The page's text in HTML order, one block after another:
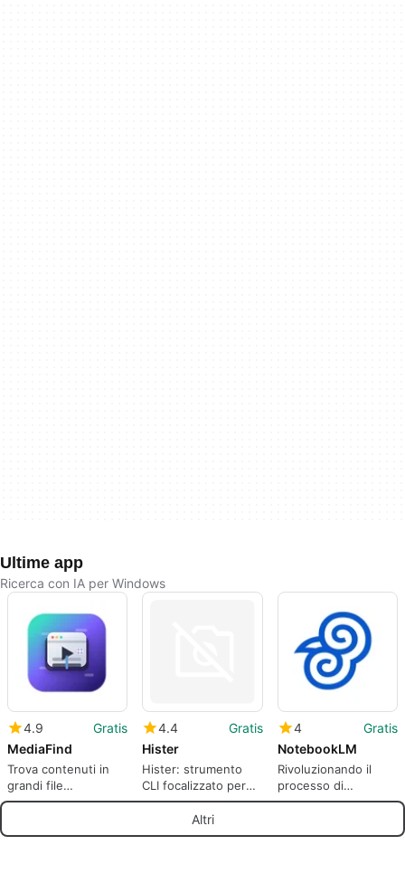
Ultime app
Ricerca con IA per Windows
4.9
Gratis
MediaFind
Trova contenuti in
grandi file
multimediali
4.4
Gratis
Hister
Hister: strumento
CLI focalizzato per
cronologie di
comandi persistenti
4
Gratis
NotebookLM
Rivoluzionando il
processo di
prendere appunti e
Altri